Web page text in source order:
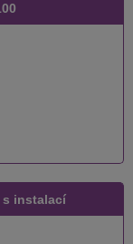
s instalací